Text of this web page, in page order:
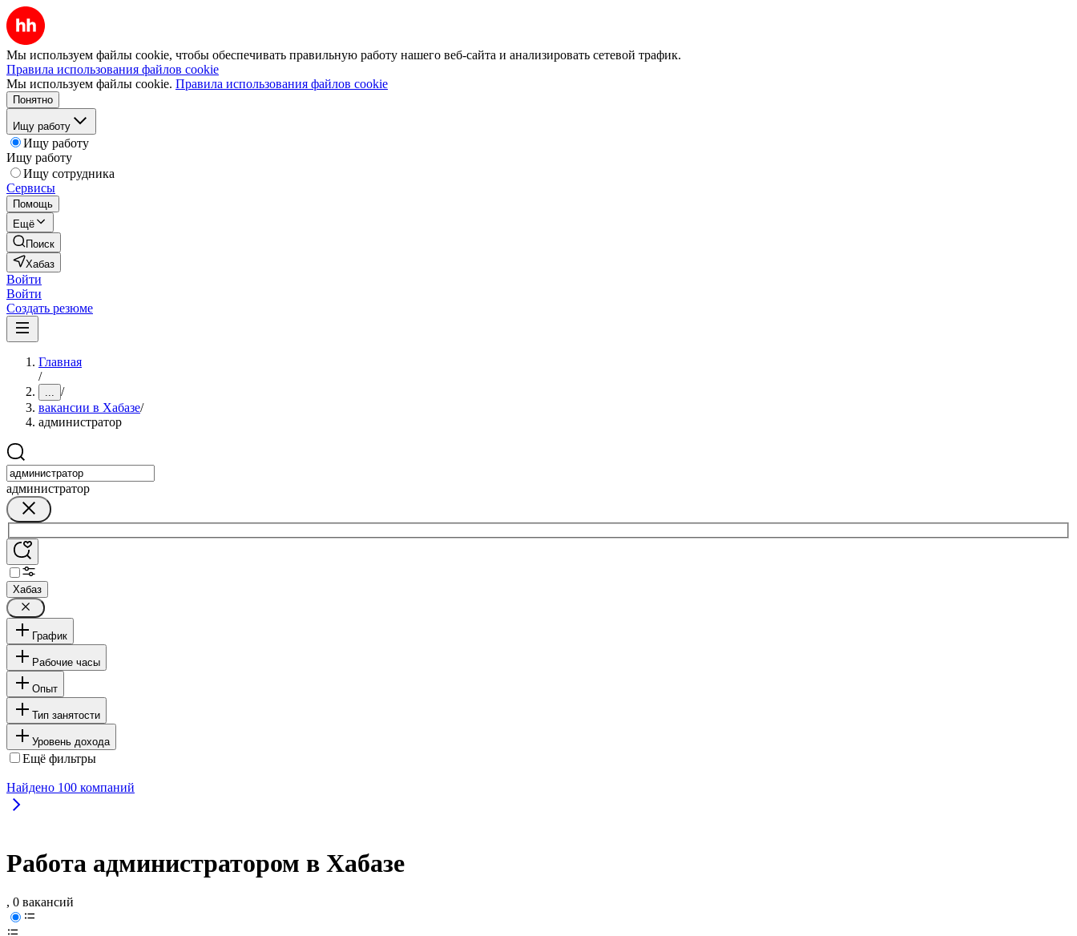
Мы используем файлы cookie, чтобы обеспечивать правильную работу нашего веб-сайта и анализировать сетевой трафик.
Правила использования файлов cookie
Мы используем файлы cookie. Правила использования файлов cookie
Понятно
Ищу работу
Ищу работу
Ищу работу
Ищу сотрудника
Сервисы
Помощь
Ещё
Поиск
Хабаз
Войти
Войти
Создать резюме
Главная
/
... /
вакансии в Хабазе/
администратор
администратор
Хабаз
График
Рабочие часы
Опыт
Тип занятости
Уровень дохода
Ещё фильтры
Найдено 100 компаний
Работа администратором в Хабазе
, 0 вакансий